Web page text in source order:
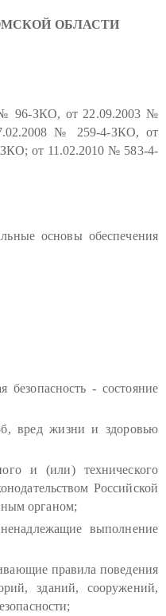
ОБЛАСТИ
96-ЗКО, от 22.09.2003 №
№ 259-4-ЗКО, от
от 11.02.2010 № 583-4-
основы обеспечения
- состояние
вред жизни и здоровью
и (или) технического
Российской
органом;
выполнение
правила поведения
зданий, сооружений,